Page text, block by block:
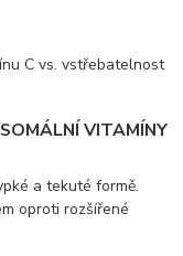
C vs. vstřebatelnost
VITAMÍNY
a tekuté formě.
oproti rozšířené